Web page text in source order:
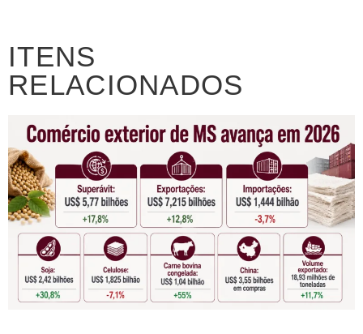
ITENS
RELACIONADOS